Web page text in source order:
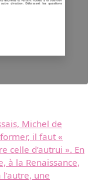
Michel de
il faut «
celle d’autrui ». En
à la Renaissance,
une